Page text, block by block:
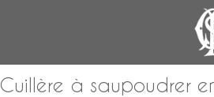
Cuillère à saupoudrer